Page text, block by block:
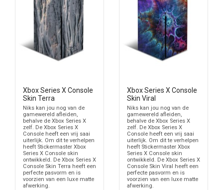
Xbox Series X Console
Skin Terra
Niks kan jou nog van de
gamewereld afleiden,
behalve de Xbox Series X
zelf. De Xbox Series X
Console heeft een vrij saai
uiterlijk. Om dit te verhelpen
heeft Stickermaster Xbox
Series X Console skin
ontwikkeld. De Xbox Series X
Console Skin Terra heeft een
perfecte pasvorm en is
voorzien van een luxe matte
afwerking.
Xbox Series X Console
Skin Viral
Niks kan jou nog van de
gamewereld afleiden,
behalve de Xbox Series X
zelf. De Xbox Series X
Console heeft een vrij saai
uiterlijk. Om dit te verhelpen
heeft Stickermaster Xbox
Series X Console skin
ontwikkeld. De Xbox Series X
Console Skin Viral heeft een
perfecte pasvorm en is
voorzien van een luxe matte
afwerking.